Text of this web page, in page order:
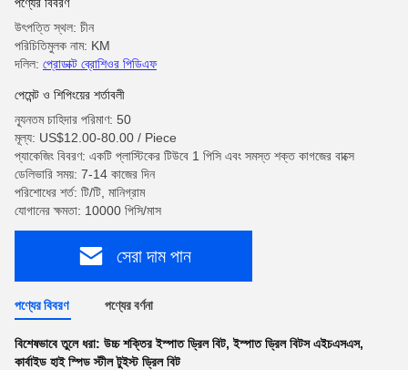
উৎপত্তি স্থল: চীন
পরিচিতিমুলক নাম: KM
দলিল: প্রোডাক্ট ব্রোশিওর পিডিএফ
পেমেন্ট ও শিপিংয়ের শর্তাবলী
ন্যূনতম চাহিদার পরিমাণ: 50
মূল্য: US$12.00-80.00 / Piece
প্যাকেজিং বিবরণ: একটি প্লাস্টিকের টিউবে 1 পিসি এবং সমস্ত শক্ত কাগজের বাক্সে
ডেলিভারি সময়: 7-14 কাজের দিন
পরিশোধের শর্ত: টি/টি, মানিগ্রাম
যোগানের ক্ষমতা: 10000 পিসি/মাস
সেরা দাম পান
পণ্যের বিবরণ পণ্যের বর্ণনা
বিশেষভাবে তুলে ধরা: উচ্চ শক্তির ইস্পাত ড্রিল বিট,ইস্পাত ড্রিল বিটস এইচএসএস,
কার্বাইড হাই স্পিড স্টীল টুইস্ট ড্রিল বিট